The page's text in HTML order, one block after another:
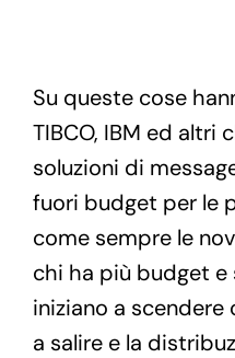
Su queste cose
TIBCO, IBM ed altri
soluzioni di
fuori budget per le
come sempre le
chi ha più budget e
iniziano a scendere
a salire e la